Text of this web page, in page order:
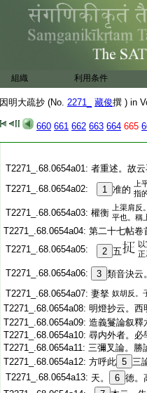
組織 利用条件
因明大疏抄 (No. 2271_ 藏俊撰 ) in
660 661 662 663 664 665
T2271_.68.0654a01: 者重述。故
T2271_.68.0654a02: 1 准的
上
指
T2271_.68.0654a03: 權衡
上渠肩反
平也。稱
T2271_.68.0654a04: 第二十七帖卷
T2271_.68.0654a05:
2 五
以
正
T2271_.68.0654a06: 3 類音決云
T2271_.68.0654a07: 妻拏 奴胡反。
T2271_.68.0654a08: 明燈抄云。西
T2271_.68.0654a09: 造義鬘論叙釋
T2271_.68.0654a10: 尋内外者。必
T2271_.68.0654a11: 三彌叉論。勝
T2271_.68.0654a12: 方呼此 5 三
T2271_.68.0654a13: 天。 6 徳。